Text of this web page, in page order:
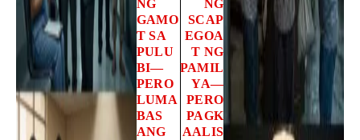
NG
GAMO
T SA
PULU
BI—
PERO
LUMA
BAS
ANG
NG
SCAP
EGOA
T NG
PAMIL
YA—
PERO
PAGK
AALIS